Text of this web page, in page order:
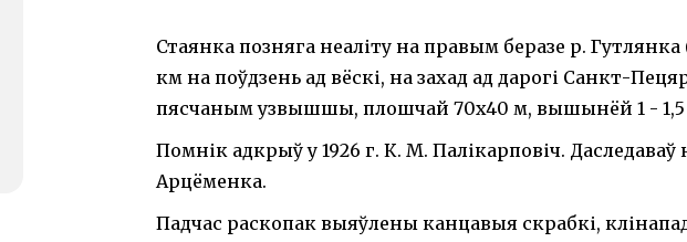
Стаянка позняга неаліту на правым беразе р.
км на поўдзень ад вёскі, на захад ад дарогі Санкт-
пясчаным узвышшы, плошчай 70x40 м, вышынёй 1 - 1,5
Помнік адкрыў у 1926 г. К. М. Палікарповіч. Даследаваў
Арцёменка.
Падчас раскопак выяўлены канцавыя скрабкі,